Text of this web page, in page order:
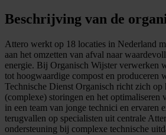
Beschrijving van de
Attero werkt op 18 locaties in Nederland
aan het omzetten van afval naar
energie. Bij Organisch Wijster verwerken
tot hoogwaardige compost en produceren
Technische Dienst Organisch richt zich op
(complexe) storingen en het optimaliseren
in een team van jonge technici en ervaren
terugvallen op specialisten uit centrale
ondersteuning bij complexe technische